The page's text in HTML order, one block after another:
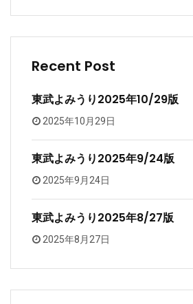
Recent Post
東武よみうり2025年10/29版
2025年10月29日
東武よみうり2025年9/24版
2025年9月24日
東武よみうり2025年8/27版
2025年8月27日